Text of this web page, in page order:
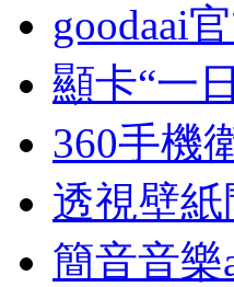
goodaai
顯卡“一
360手機
透視壁
簡音音